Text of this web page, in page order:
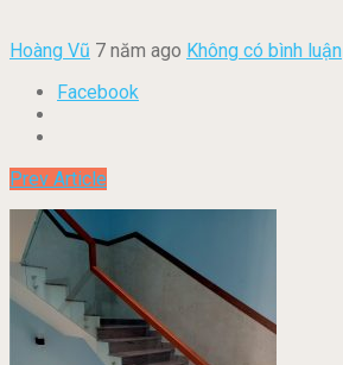
Hoàng Vũ 7 năm ago Không có bình luận
Facebook
Prev Article